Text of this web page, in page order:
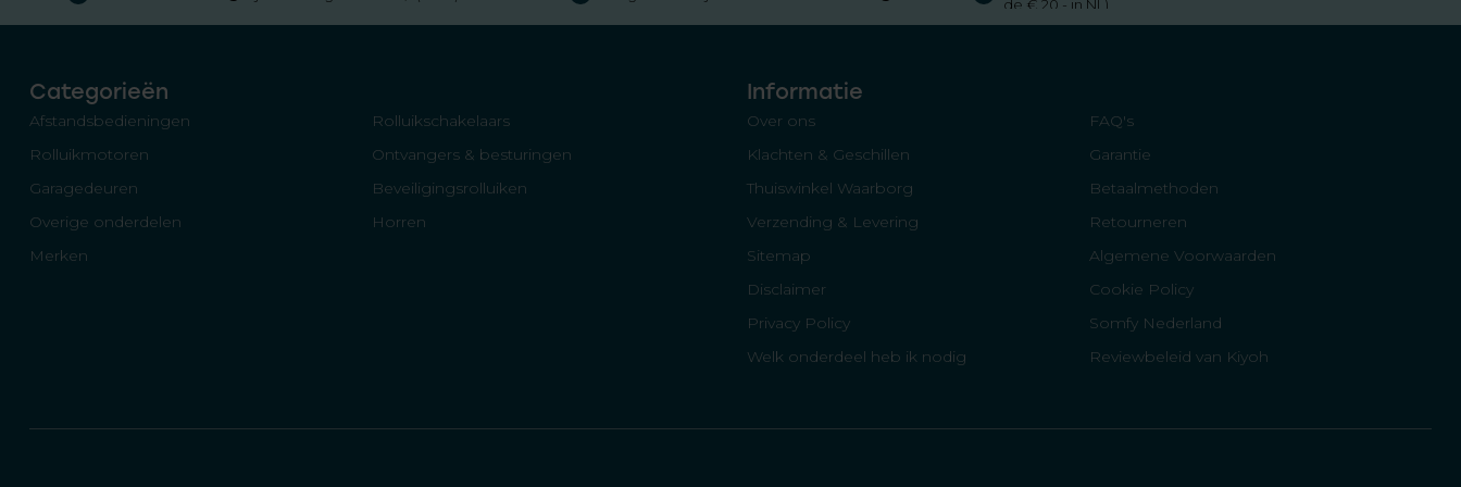
de € 20,- in NL)
Categorieën
Afstandsbedieningen
Rolluikschakelaars
Rolluikmotoren
Ontvangers & besturingen
Garagedeuren
Beveiligingsrolluiken
Overige onderdelen
Horren
Merken
Informatie
Over ons
FAQ's
Klachten & Geschillen
Garantie
Thuiswinkel Waarborg
Betaalmethoden
Verzending & Levering
Retourneren
Sitemap
Algemene Voorwaarden
Disclaimer
Cookie Policy
Privacy Policy
Somfy Nederland
Welk onderdeel heb ik nodig
Reviewbeleid van Kiyoh